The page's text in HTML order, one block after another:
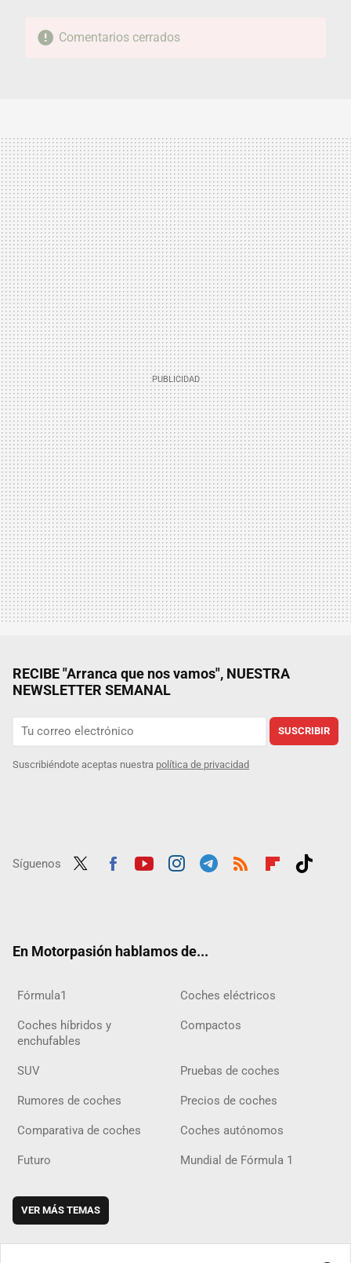
Comentarios cerrados
RECIBE "Arranca que nos vamos", NUESTRA
NEWSLETTER SEMANAL
SUSCRIBIR
Suscribiéndote aceptas nuestra política de privacidad
Síguenos
En Motorpasión hablamos de...
Fórmula1 Coches eléctricos
Coches híbridos y
enchufables
Compactos
SUV Pruebas de coches
Rumores de coches Precios de coches
Comparativa de coches Coches autónomos
Futuro Mundial de Fórmula 1
VER MÁS TEMAS